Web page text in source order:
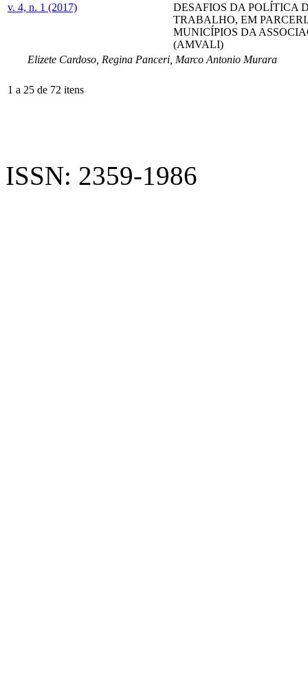
v. 4, n. 1 (2017)
DESAFIOS DA POLÍTICA
TRABALHO, EM
MUNICÍPIOS DA
(AMVALI)
Elizete Cardoso, Regina Panceri, Marco Antonio Murara
1 a 25 de 72 itens
ISSN: 2359-1986